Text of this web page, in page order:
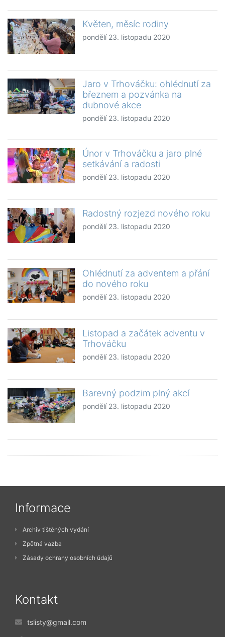
Květen, měsíc rodiny
pondělí 23. listopadu 2020
Jaro v Trhováčku: ohlédnutí za
březnem a pozvánka na
dubnové akce
pondělí 23. listopadu 2020
Únor v Trhováčku a jaro plné
setkávání a radosti
pondělí 23. listopadu 2020
Radostný rozjezd nového roku
pondělí 23. listopadu 2020
Ohlédnutí za adventem a přání
do nového roku
pondělí 23. listopadu 2020
Listopad a začátek adventu v
Trhováčku
pondělí 23. listopadu 2020
Barevný podzim plný akcí
pondělí 23. listopadu 2020
Informace
Archiv tištěných vydání
Zpětná vazba
Zásady ochrany osobních údajů
Kontakt
tslisty@gmail.com